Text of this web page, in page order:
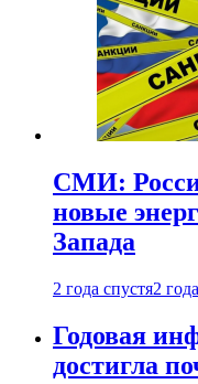
СМИ:
новые
Запада
2 года спустя2
Годовая
достигла